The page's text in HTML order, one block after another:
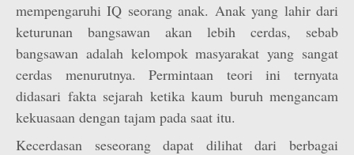
mempengaruhi IQ seorang anak. Anak yang lahir dari
keturunan bangsawan akan lebih cerdas, sebab
bangsawan adalah kelompok masyarakat yang sangat
cerdas menurutnya. Permintaan teori ini ternyata
didasari fakta sejarah ketika kaum buruh mengancam
kekuasaan dengan tajam pada saat itu.
Kecerdasan seseorang dapat dilihat dari berbagai